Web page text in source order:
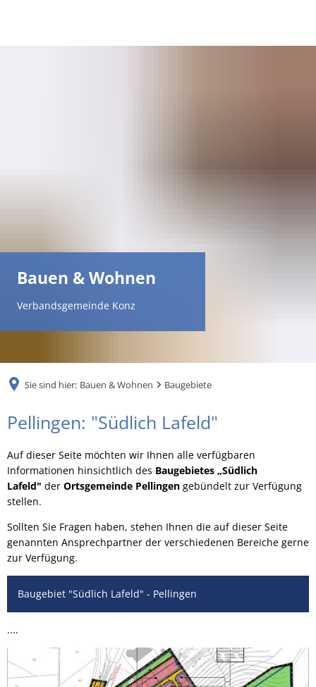
Bauen & Wohnen
Verbandsgemeinde Konz
Sie sind hier: Bauen & Wohnen Baugebiete
Pellingen
"Südlich
Lafeld"
Pellingen: "Südlich Lafeld"
Auf dieser Seite möchten wir Ihnen alle verfügbaren
Informationen hinsichtlich des Baugebietes „Südlich
Lafeld" der Ortsgemeinde Pellingen gebündelt zur Verfügung
stellen.
Sollten Sie Fragen haben, stehen Ihnen die auf dieser Seite
genannten Ansprechpartner der verschiedenen Bereiche gerne
zur Verfügung.
Baugebiet "Südlich Lafeld" - Pellingen
....